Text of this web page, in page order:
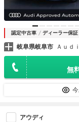
認定中古車 ディーラー保証
岐阜県岐阜市 Ａｕｄ
無
アウディ